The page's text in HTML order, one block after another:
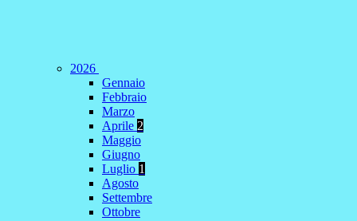
2026
Gennaio
Febbraio
Marzo
Aprile 2
Maggio
Giugno
Luglio 1
Agosto
Settembre
Ottobre